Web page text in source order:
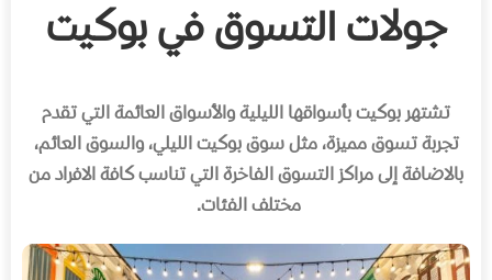
جولات التسوق في بوكيت
تشتهر بوكيت بأسواقها الليلية والأسواق العائمة التي تقدم
تجربة تسوق مميزة، مثل سوق بوكيت الليلي، والسوق العائم،
بالاضافة إلى مراكز التسوق الفاخرة التي تناسب كافة الافراد من
مختلف الفئات.